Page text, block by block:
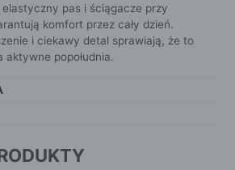
elastyczny pas i ściągacze przy
komfort przez cały dzień.
i ciekawy detal sprawiają, że to
aktywne popołudnia.